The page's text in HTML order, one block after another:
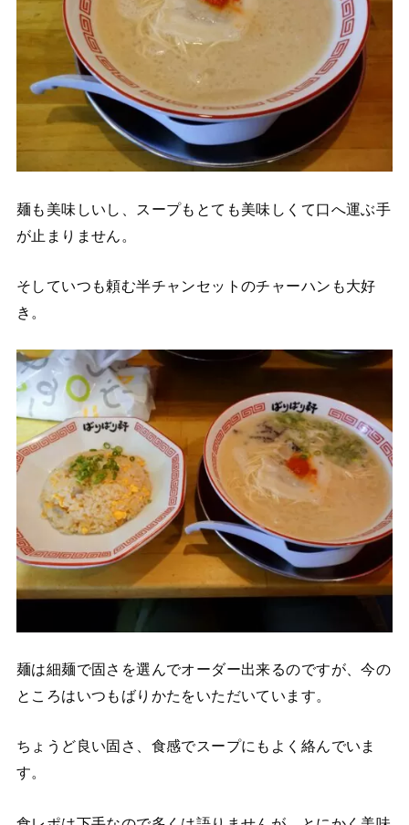
麺も美味しいし、スープもとても美味しくて口へ運ぶ手
が止まりません。
そしていつも頼む半チャンセットのチャーハンも大好
き。
麺は細麺で固さを選んでオーダー出来るのですが、今の
ところはいつもばりかたをいただいています。
ちょうど良い固さ、食感でスープにもよく絡んでいま
す。